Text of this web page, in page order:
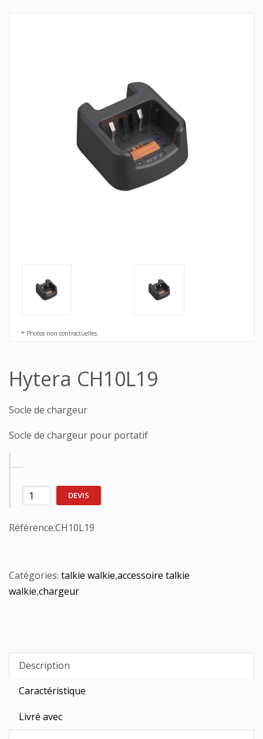
* Photos non contractuelles
Hytera CH10L19
Socle de chargeur
Socle de chargeur pour portatif
DEVIS
Référence:CH10L19
Catégories: talkie walkie,accessoire talkie
walkie,chargeur
Description
Caractéristique
Livré avec